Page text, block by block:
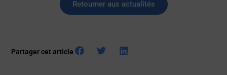
Retourner aux actualités
Partager cet article